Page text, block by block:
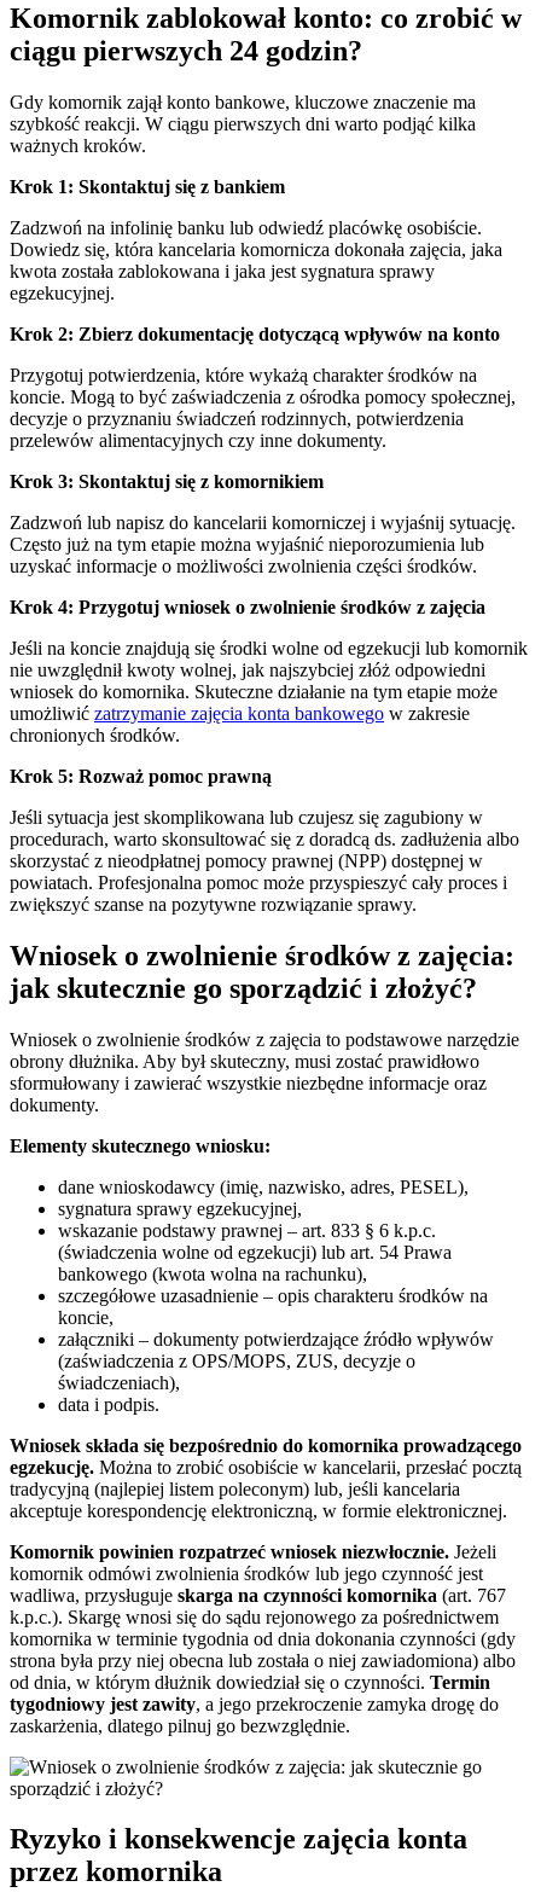
Komornik zablokował konto: co zrobić w
ciągu pierwszych 24 godzin?
Gdy komornik zajął konto bankowe, kluczowe znaczenie ma
szybkość reakcji. W ciągu pierwszych dni warto podjąć kilka
ważnych kroków.
Krok 1: Skontaktuj się z bankiem
Zadzwoń na infolinię banku lub odwiedź placówkę osobiście.
Dowiedz się, która kancelaria komornicza dokonała zajęcia, jaka
kwota została zablokowana i jaka jest sygnatura sprawy
egzekucyjnej.
Krok 2: Zbierz dokumentację dotyczącą wpływów na konto
Przygotuj potwierdzenia, które wykażą charakter środków na
koncie. Mogą to być zaświadczenia z ośrodka pomocy społecznej,
decyzje o przyznaniu świadczeń rodzinnych, potwierdzenia
przelewów alimentacyjnych czy inne dokumenty.
Krok 3: Skontaktuj się z komornikiem
Zadzwoń lub napisz do kancelarii komorniczej i wyjaśnij sytuację.
Często już na tym etapie można wyjaśnić nieporozumienia lub
uzyskać informacje o możliwości zwolnienia części środków.
Krok 4: Przygotuj wniosek o zwolnienie środków z zajęcia
Jeśli na koncie znajdują się środki wolne od egzekucji lub komornik
nie uwzględnił kwoty wolnej, jak najszybciej złóż odpowiedni
wniosek do komornika. Skuteczne działanie na tym etapie może
umożliwić zatrzymanie zajęcia konta bankowego w zakresie
chronionych środków.
Krok 5: Rozważ pomoc prawną
Jeśli sytuacja jest skomplikowana lub czujesz się zagubiony w
procedurach, warto skonsultować się z doradcą ds. zadłużenia albo
skorzystać z nieodpłatnej pomocy prawnej (NPP) dostępnej w
powiatach. Profesjonalna pomoc może przyspieszyć cały proces i
zwiększyć szanse na pozytywne rozwiązanie sprawy.
Wniosek o zwolnienie środków z zajęcia:
jak skutecznie go sporządzić i złożyć?
Wniosek o zwolnienie środków z zajęcia to podstawowe narzędzie
obrony dłużnika. Aby był skuteczny, musi zostać prawidłowo
sformułowany i zawierać wszystkie niezbędne informacje oraz
dokumenty.
Elementy skutecznego wniosku:
dane wnioskodawcy (imię, nazwisko, adres, PESEL),
sygnatura sprawy egzekucyjnej,
wskazanie podstawy prawnej – art. 833 § 6 k.p.c.
(świadczenia wolne od egzekucji) lub art. 54 Prawa
bankowego (kwota wolna na rachunku),
szczegółowe uzasadnienie – opis charakteru środków na
koncie,
załączniki – dokumenty potwierdzające źródło wpływów
(zaświadczenia z OPS/MOPS, ZUS, decyzje o
świadczeniach),
data i podpis.
Wniosek składa się bezpośrednio do komornika prowadzącego
egzekucję. Można to zrobić osobiście w kancelarii, przesłać pocztą
tradycyjną (najlepiej listem poleconym) lub, jeśli kancelaria
akceptuje korespondencję elektroniczną, w formie elektronicznej.
Komornik powinien rozpatrzeć wniosek niezwłocznie. Jeżeli
komornik odmówi zwolnienia środków lub jego czynność jest
wadliwa, przysługuje skarga na czynności komornika (art. 767
k.p.c.). Skargę wnosi się do sądu rejonowego za pośrednictwem
komornika w terminie tygodnia od dnia dokonania czynności (gdy
strona była przy niej obecna lub została o niej zawiadomiona) albo
od dnia, w którym dłużnik dowiedział się o czynności. Termin
tygodniowy jest zawity, a jego przekroczenie zamyka drogę do
zaskarżenia, dlatego pilnuj go bezwzględnie.
Ryzyko i konsekwencje zajęcia konta
przez komornika